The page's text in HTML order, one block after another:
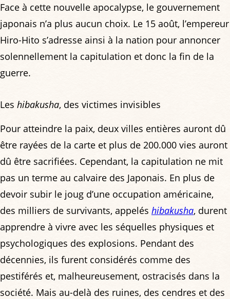
Face à cette nouvelle apocalypse, le gouvernement
japonais n’a plus aucun choix. Le 15 août, l’empereur
Hiro-Hito s’adresse ainsi à la nation pour annoncer
solennellement la capitulation et donc la fin de la
guerre.
Les hibakusha, des victimes invisibles
Pour atteindre la paix, deux villes entières auront dû
être rayées de la carte et plus de 200.000 vies auront
dû être sacrifiées. Cependant, la capitulation ne mit
pas un terme au calvaire des Japonais. En plus de
devoir subir le joug d’une occupation américaine,
des milliers de survivants, appelés hibakusha, durent
apprendre à vivre avec les séquelles physiques et
psychologiques des explosions. Pendant des
décennies, ils furent considérés comme des
pestiférés et, malheureusement, ostracisés dans la
société. Mais au-delà des ruines, des cendres et des